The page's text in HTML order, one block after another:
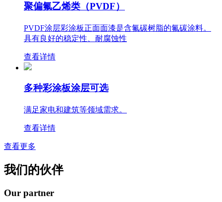
聚偏氟乙烯类（PVDF）
PVDF涂层彩涂板正面面漆是含氟碳树脂的氟碳涂料。
具有良好的稳定性、耐腐蚀性
查看详情
多种彩涂板涂层可选
满足家电和建筑等领域需求。
查看详情
查看更多
我们的伙伴
Our partner